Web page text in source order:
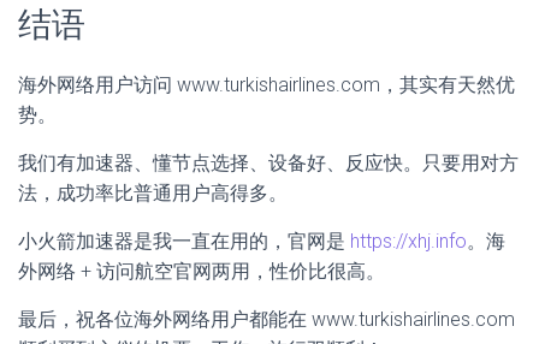
结语
海外网络用户访问 www.turkishairlines.com，其实有天然优
势。
我们有加速器、懂节点选择、设备好、反应快。只要用对方
法，成功率比普通用户高得多。
小火箭加速器是我一直在用的，官网是 https://xhj.info。海
外网络 + 访问航空官网两用，性价比很高。
最后，祝各位海外网络用户都能在 www.turkishairlines.com